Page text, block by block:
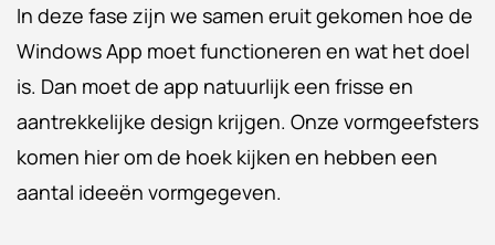
In deze fase zijn we samen eruit gekomen hoe de
Windows App moet functioneren en wat het doel
is. Dan moet de app natuurlijk een frisse en
aantrekkelijke design krijgen. Onze vormgeefsters
komen hier om de hoek kijken en hebben een
aantal ideeën vormgegeven.